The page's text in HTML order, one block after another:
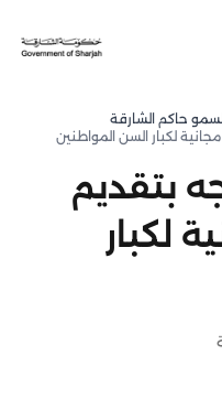
حاكم الشارقة
لكبار السن المواطنين
بتقديم
لكبار